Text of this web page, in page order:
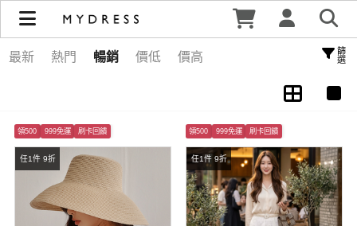
鞋包配件 | MYDRESS 時裳韓風
最新 熱門 暢銷 價低 價高 篩選
任1件 9折
領500 999免運 刷卡回饋
任1件 9折
領500 999免運 刷卡回饋